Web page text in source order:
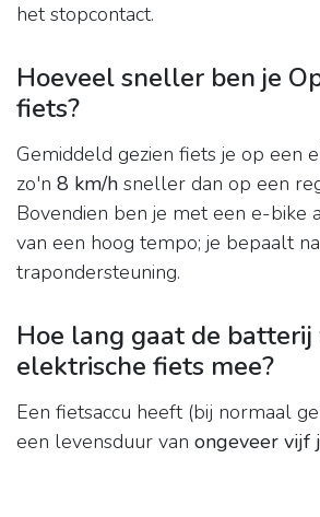
het stopcontact.
Hoeveel sneller ben je
fiets?
Gemiddeld gezien fiets je op een
zo'n 8 km/h sneller dan op een
Bovendien ben je met een e-bike
van een hoog tempo; je bepaalt
trapondersteuning.
Hoe lang gaat de batterij
elektrische fiets mee?
Een fietsaccu heeft (bij normaal
een levensduur van ongeveer vijf